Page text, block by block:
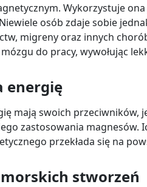
Wykorzystuje
osób zdaje sobie
migreny oraz innych
do pracy, wywołując
energię
mają swoich
zastosowania
przekłada się na
stworzeń